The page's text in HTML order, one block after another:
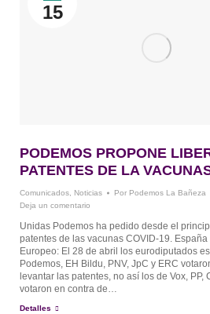
15
PODEMOS PROPONE
PATENTES DE LA
Comunicados Noticias Por Podemos La Bañeza
Deja un comentario
Unidas Podemos ha pedido desde el
patentes de las vacunas COVID-19.
Europeo: El 28 de abril los eurodiputados
Podemos, EH Bildu, PNV, JpC y ERC
levantar las patentes, no así los de Vox, PP,
votaron en contra de…
Detalles